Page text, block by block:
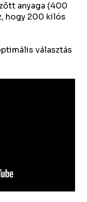
anyaga (400
hogy 200 kilós
választás